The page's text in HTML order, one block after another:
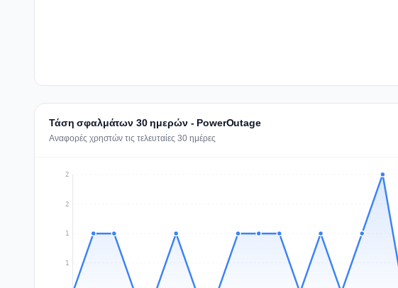
Τάση σφαλμάτων 30 ημερών - PowerOutage
Αναφορές χρηστών τις τελευταίες 30 ημέρες
1
1
2
2